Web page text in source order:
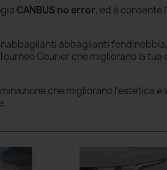
CANBUS no error, ed è consente
abbaglianti
Courier che migliorano la
che migliorano l'estetica